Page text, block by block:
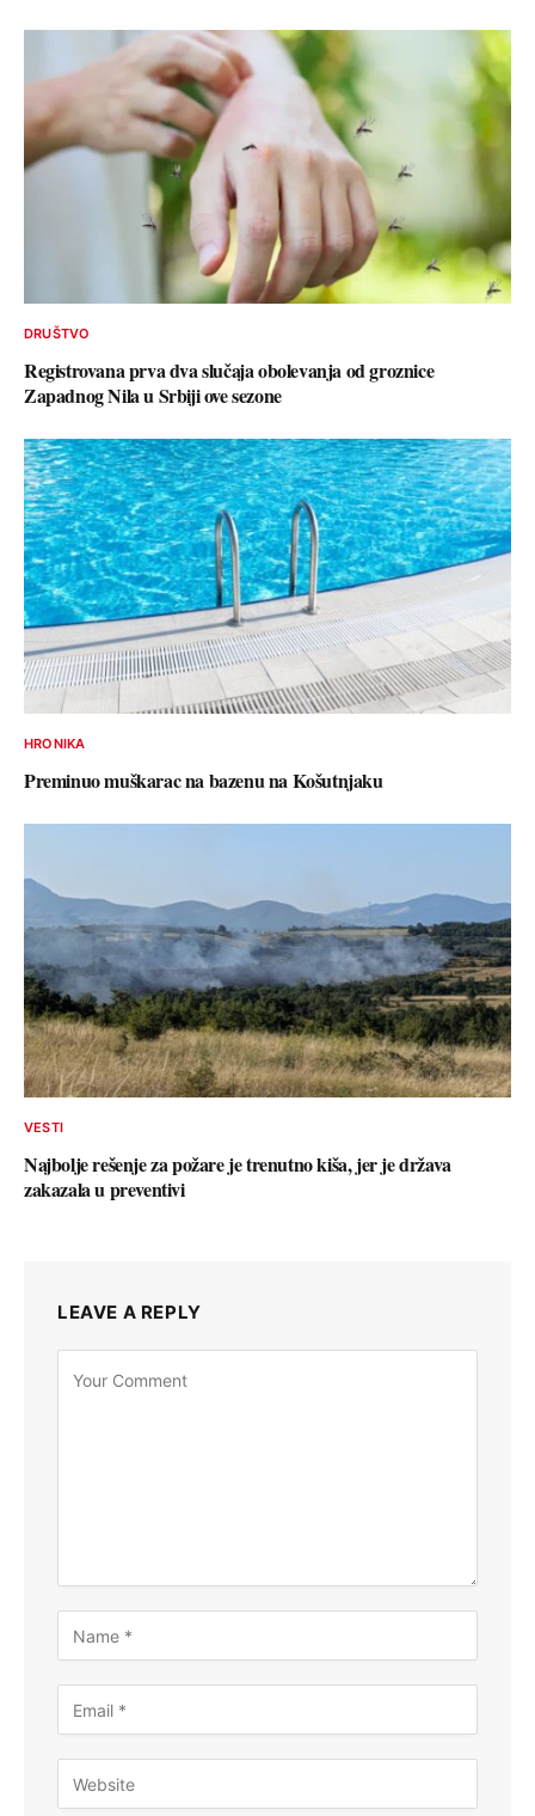
DRUŠTVO
Registrovana prva dva slučaja obolevanja od groznice
Zapadnog Nila u Srbiji ove sezone
HRONIKA
Preminuo muškarac na bazenu na Košutnjaku
VESTI
Najbolje rešenje za požare je trenutno kiša, jer je država
zakazala u preventivi
LEAVE A REPLY